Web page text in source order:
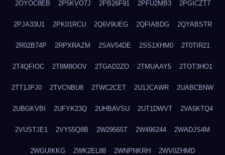
2OYOC8EB 2P5KVO7J 2PB26F91 2PFU2MB3 2PGICZT7
2PJA33U1 2PK01RCU 2Q6V9UEG 2QFIABDG 2QYABSTR
2R02B74P 2RPXRAZM 2SAV54DE 2SS1XHM0 2T0TIR21
2T4QFIOC 2T8M8OOV 2TGAD2ZO 2TMUAAY5 2TOT3HO1
2TT1JPJ0 2TVCNBU8 2TWC2CET 2U1JCAWR 2UABCBNW
2UBGKVBI 2UFYK23Q 2UHBAVSU 2UT1DWVT 2VA5KTQ4
2VUSTJE1 2VY55Q8B 2W29565T 2W496244 2WADJS4M
2WGUIKKG 2WK2EL88 2WNPNKRH 2WV0ZHMD